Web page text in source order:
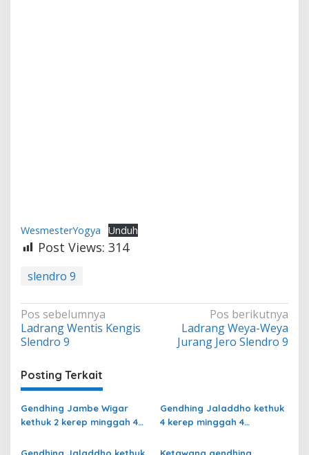
WesmesterYogya Unduh
Post Views: 314
slendro 9
Navigasi
pos
Pos sebelumnya
Ladrang Wentis Kengis
Slendro 9
Pos berikutnya
Ladrang Weya-Weya
Jurang Jero Slendro 9
Posting Terkait
Gendhing Jambe Wigar
kethuk 2 kerep minggah 4
Kalihan Slendro 9
Gendhing Jaladdho kethuk
4 kerep minggah 4
Semu Slendro 9